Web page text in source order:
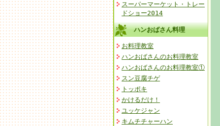
スーパーマーケット・トレー
ドショー2014
ハンおばさん料理
お料理教室
ハンおばさんのお料理教室
ハンおばさんのお料理教室①
スン豆腐チゲ
トッポキ
かけるだけ！
ユッケジャン
キムチチャーハン